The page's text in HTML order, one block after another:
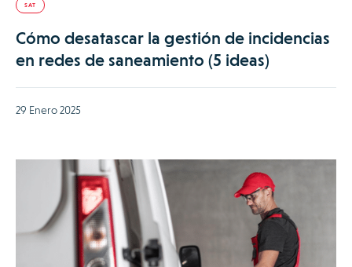
SAT
Cómo desatascar la gestión de incidencias
en redes de saneamiento (5 ideas)
29 Enero 2025